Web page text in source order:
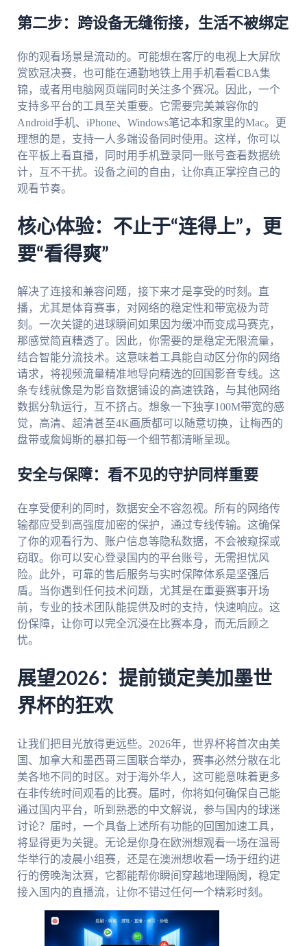
第二步：跨设备无缝衔接，生活不被绑定
你的观看场景是流动的。可能想在客厅的电视上大屏欣
赏欧冠决赛，也可能在通勤地铁上用手机看看CBA集
锦，或者用电脑网页端同时关注多个赛况。因此，一个
支持多平台的工具至关重要。它需要完美兼容你的
Android手机、iPhone、Windows笔记本和家里的Mac。更
理想的是，支持一人多端设备同时使用。这样，你可以
在平板上看直播，同时用手机登录同一账号查看数据统
计，互不干扰。设备之间的自由，让你真正掌控自己的
观看节奏。
核心体验：不止于“连得上”，更
要“看得爽”
解决了连接和兼容问题，接下来才是享受的时刻。直
播，尤其是体育赛事，对网络的稳定性和带宽极为苛
刻。一次关键的进球瞬间如果因为缓冲而变成马赛克，
那感觉简直糟透了。因此，你需要的是稳定无限流量，
结合智能分流技术。这意味着工具能自动区分你的网络
请求，将视频流量精准地导向精选的回国影音专线。这
条专线就像是为影音数据铺设的高速铁路，与其他网络
数据分轨运行，互不挤占。想象一下独享100M带宽的感
觉，高清、超清甚至4K画质都可以随意切换，让梅西的
盘带或詹姆斯的暴扣每一个细节都清晰呈现。
安全与保障：看不见的守护同样重要
在享受便利的同时，数据安全不容忽视。所有的网络传
输都应受到高强度加密的保护，通过专线传输。这确保
了你的观看行为、账户信息等隐私数据，不会被窥探或
窃取。你可以安心登录国内的平台账号，无需担忧风
险。此外，可靠的售后服务与实时保障体系是坚强后
盾。当你遇到任何技术问题，尤其是在重要赛事开场
前，专业的技术团队能提供及时的支持，快速响应。这
份保障，让你可以完全沉浸在比赛本身，而无后顾之
忧。
展望2026：提前锁定美加墨世
界杯的狂欢
让我们把目光放得更远些。2026年，世界杯将首次由美
国、加拿大和墨西哥三国联合举办，赛事必然分散在北
美各地不同的时区。对于海外华人，这可能意味着更多
在非传统时间观看的比赛。届时，你将如何确保自己能
通过国内平台，听到熟悉的中文解说，参与国内的球迷
讨论？届时，一个具备上述所有功能的回国加速工具，
将显得更为关键。无论是你身在欧洲想观看一场在温哥
华举行的凌晨小组赛，还是在澳洲想收看一场于纽约进
行的傍晚淘汰赛，它都能帮你瞬间穿越地理隔阂，稳定
接入国内的直播流，让你不错过任何一个精彩时刻。